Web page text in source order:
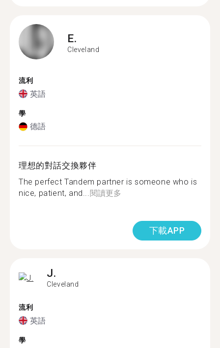
E.
Cleveland
流利
英語
學
德語
理想的對話交換夥伴
The perfect Tandem partner is someone who is
nice, patient, and...閱讀更多
下載APP
J.
Cleveland
流利
英語
學